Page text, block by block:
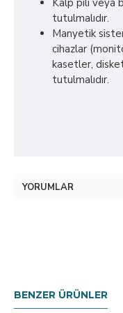
Kalp pili veya
tutulmalıdır.
Manyetik
cihazlar
kasetler,
tutulmalıdır.
YORUMLAR
BENZER ÜRÜNLER